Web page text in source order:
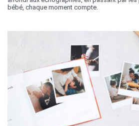
bébé, chaque moment compte.